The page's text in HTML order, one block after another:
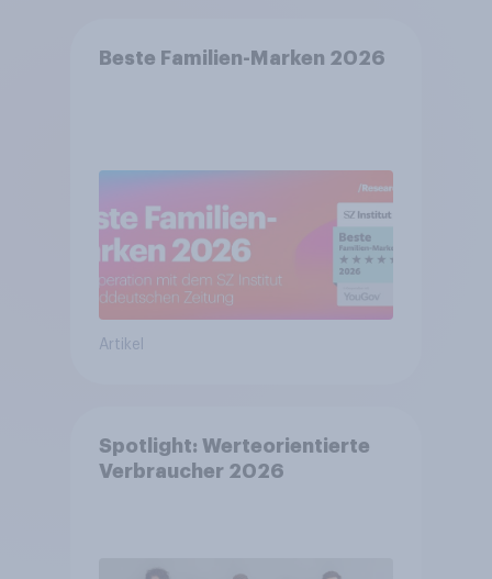
Beste Familien-Marken 2026
Artikel
Spotlight: Werteorientierte
Verbraucher 2026